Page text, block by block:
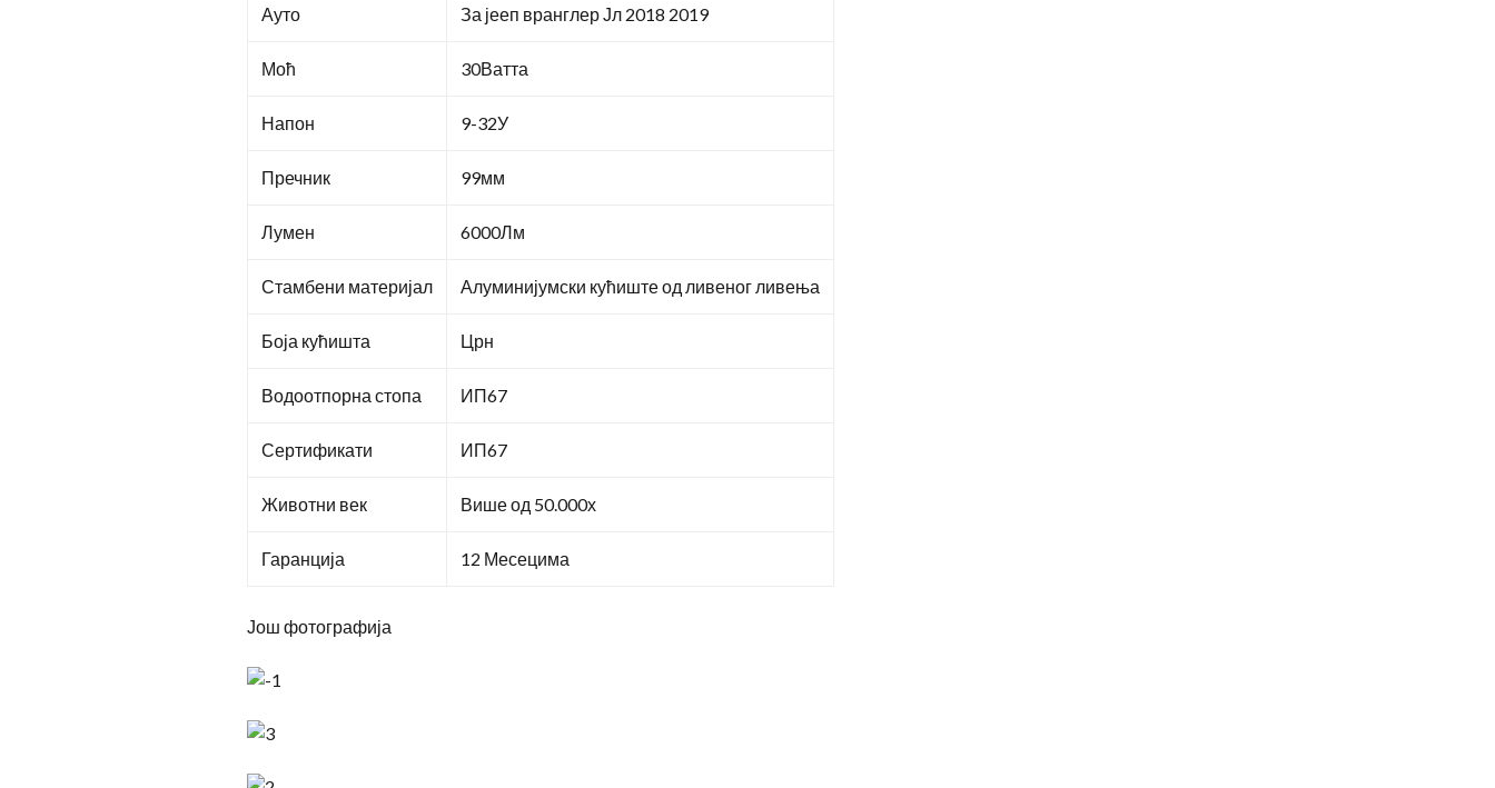
Ауто За јееп вранглер Јл 2018 2019
Моћ 30Ватта
Напон 9-32У
Пречник 99мм
Лумен 6000Лм
Стамбени материјал Алуминијумски кућиште од ливеног ливења
Боја кућишта Црн
Водоотпорна стопа ИП67
Сертификати ИП67
Животни век Више од 50.000х
Гаранција 12 Месецима
Још фотографија